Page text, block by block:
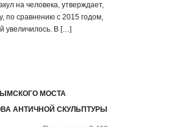
на человека, утверждает,
по сравнению с 2015 годом,
увеличилось. В […]
МОСТА
АНТИЧНОЙ СКУЛЬПТУРЫ